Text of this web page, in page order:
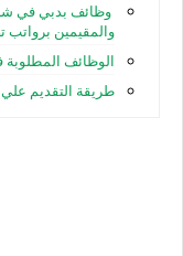
وظائف بدبي في
والمقيمين برواتب تصل 15،000 درهم في
الوظائف
طريقة التقديم